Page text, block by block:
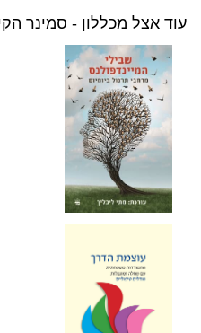
עוד אצל מכללון - סמינר